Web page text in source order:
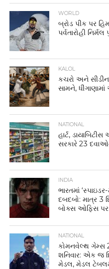
WORLD
બ્રોડ પીક પર
પર્વતારોહી
KALOL
કચરો અને
સામને,
NATIONAL
હાર્ટ,
સરકારે 23
INDIA
ભારતમાં
દબદબો: માત્ર 3
બોક્સ ઓફિસ પર
NATIONAL
કોમનવેલ્થ ગેમ્સ
શનિવાર: એક જ
મેડલ, મેડલ